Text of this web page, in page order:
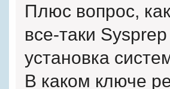
Плюс вопрос,
все-таки
установка
В каком ключе